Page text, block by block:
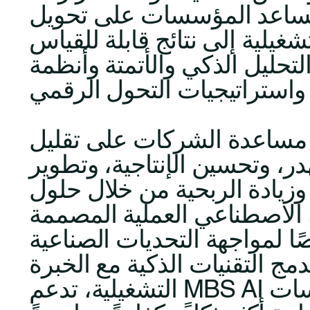
نساعد المؤسسات على تحويل
إلى نتائج قابلة للقياس
الذكي والأتمتة وأنظمة
مساعدة الشركات على تقليل
وتحسين الإنتاجية، وتطوير
وزيادة الربحية من خلال حلول
الاصطناعي العملية المصممة
لمواجهة التحديات الصناعية
التقنيات الذكية مع الخبرة
التشغيلية، تدعم MBS AI المؤسسات